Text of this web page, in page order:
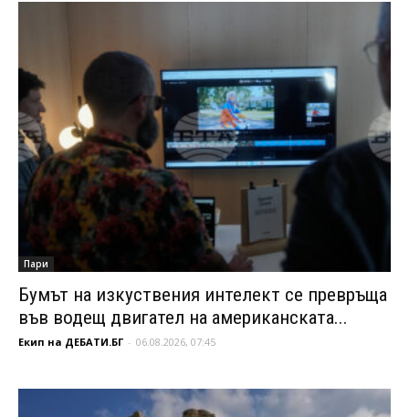
Пари
Бумът на изкуствения интелект се превръща
във водещ двигател на американската...
Екип на ДЕБАТИ.БГ - 06.08.2026, 07:45